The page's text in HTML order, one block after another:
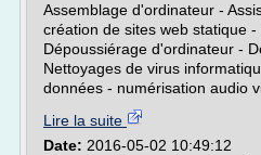
Assemblage d'ordinateur -
création de sites web statique
Dépoussiérage d'ordinateur -
Nettoyages de virus
données - numérisation audio
Lire la suite
Date: 2016-05-02 10:49:12